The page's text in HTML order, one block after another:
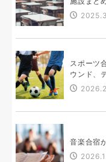
スポーツ
ウンド、
音楽合宿